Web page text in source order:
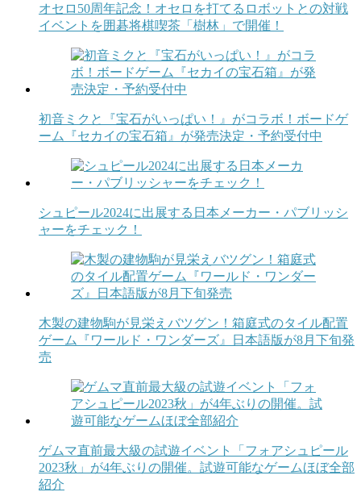
オセロ50周年記念！オセロを打てるロボットとの対戦
イベントを囲碁将棋喫茶「樹林」で開催！
初音ミクと『宝石がいっぱい！』がコラボ！ボードゲ
ーム『セカイの宝石箱』が発売決定・予約受付中
シュピール2024に出展する日本メーカー・パブリッシ
ャーをチェック！
木製の建物駒が見栄えバツグン！箱庭式のタイル配置
ゲーム『ワールド・ワンダーズ』日本語版が8月下旬発
売
ゲムマ直前最大級の試遊イベント「フォアシュピール
2023秋」が4年ぶりの開催。試遊可能なゲームほぼ全部
紹介